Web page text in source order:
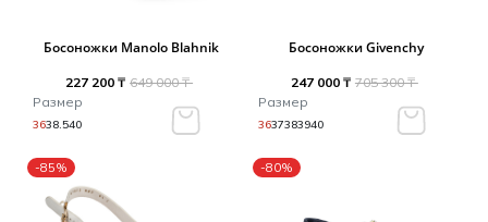
Босоножки Manolo Blahnik
227 200 ₸ 649 000 ₸
Размер
3638.540
Босоножки Givenchy
247 000 ₸ 705 300 ₸
Размер
3637383940
-85% -80%